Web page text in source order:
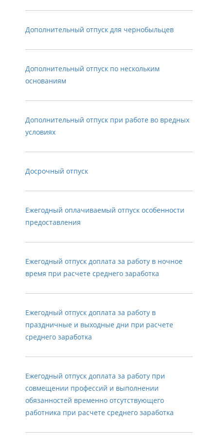
Дополнительный отпуск для чернобыльцев
Дополнительный отпуск по нескольким
основаниям
Дополнительный отпуск при работе во вредных
условиях
Досрочный отпуск
Ежегодный оплачиваемый отпуск особенности
предоставления
Ежегодный отпуск доплата за работу в ночное
время при расчете среднего заработка
Ежегодный отпуск доплата за работу в
праздничные и выходные дни при расчете
среднего заработка
Ежегодный отпуск доплата за работу при
совмещении профессий и выполнении
обязанностей временно отсутствующего
работника при расчете среднего заработка